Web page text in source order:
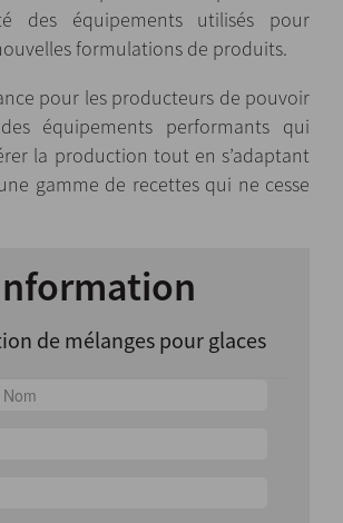
des équipements utilisés pour
formulations de produits.
pour les producteurs de pouvoir
équipements performants qui
la production tout en s’adaptant
gamme de recettes qui ne cesse
de mélanges pour glaces